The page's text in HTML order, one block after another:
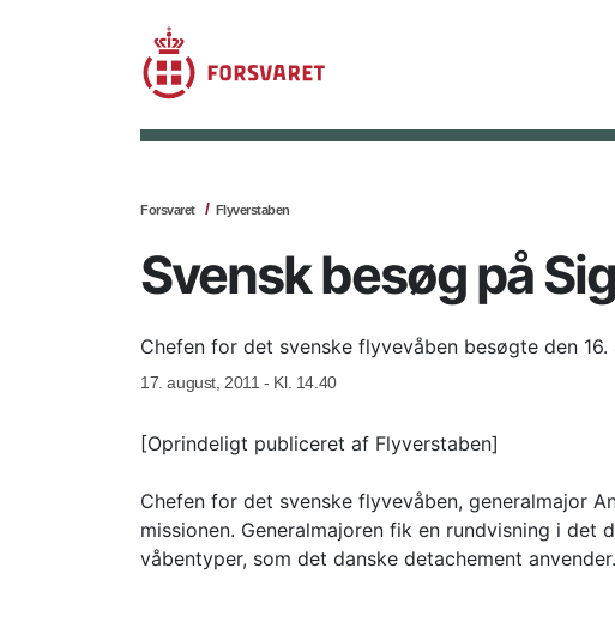
Forsvaret Flyverstaben
Svensk besøg på
Chefen for det svenske flyvevåben besøgte den
17. august, 2011 - Kl. 14.40
[Oprindeligt publiceret af Flyverstaben]
Chefen for det svenske flyvevåben, generalmajor
missionen. Generalmajoren fik en rundvisning i
våbentyper, som det danske detachement anvender.